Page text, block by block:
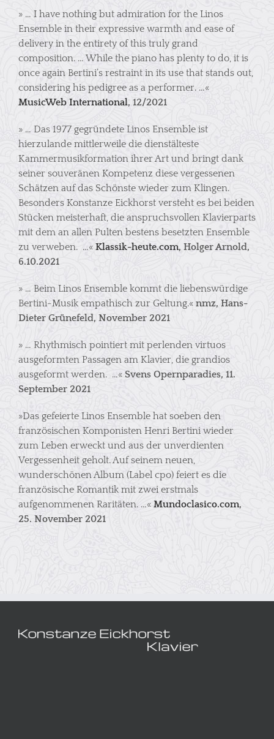
» … I have nothing but admiration for the Linos
Ensemble in their expressive warmth and ease of
delivery in the entirety of this truly grand
composition. … While the piano has plenty to do, it is
once again Bertini’s restraint in its use that stands out,
considering his pedigree as a performer. …«
MusicWeb International, 12/2021
» … Das 1977 gegründete Linos Ensemble ist
hierzulande mittlerweile die dienstälteste
Kammermusikformation ihrer Art und bringt dank
seiner souveränen Kompetenz diese vergessenen
Schätzen auf das Schönste wieder zum Klingen.
Besonders Konstanze Eickhorst versteht es bei beiden
Stücken meisterhaft, die anspruchsvollen Klavierparts
mit dem an allen Pulten bestens besetzten Ensemble
zu verweben. …« Klassik-heute.com, Holger Arnold,
6.10.2021
» … Beim Linos Ensemble kommt die liebenswürdige
Bertini-Musik empathisch zur Geltung.« nmz, Hans-
Dieter Grünefeld, November 2021
» … Rhythmisch pointiert mit perlenden virtuos
ausgeformten Passagen am Klavier, die grandios
ausgeformt werden. …« Svens Opernparadies, 11.
September 2021
»Das gefeierte Linos Ensemble hat soeben den
französischen Komponisten Henri Bertini wieder
zum Leben erweckt und aus der unverdienten
Vergessenheit geholt. Auf seinem neuen,
wunderschönen Album (Label cpo) feiert es die
französische Romantik mit zwei erstmals
aufgenommenen Raritäten. …« Mundoclasico.com,
25. November 2021